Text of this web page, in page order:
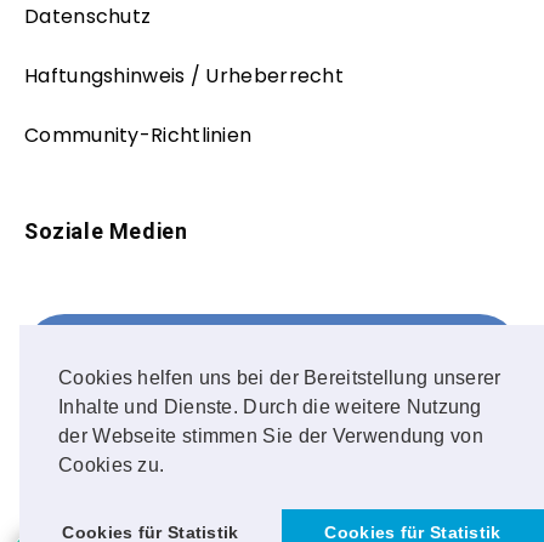
Cookies helfen uns bei der Bereitstellung unserer
Inhalte und Dienste. Durch die weitere Nutzung
der Webseite stimmen Sie der Verwendung von
Cookies zu.
Cookies für Statistik Cookies für Statistik
Datenschutz
Haftungshinweis / Urheberrecht
Community-Richtlinien
Soziale Medien
FOLLOW ME!
Instagram
OUR PHOTOS!